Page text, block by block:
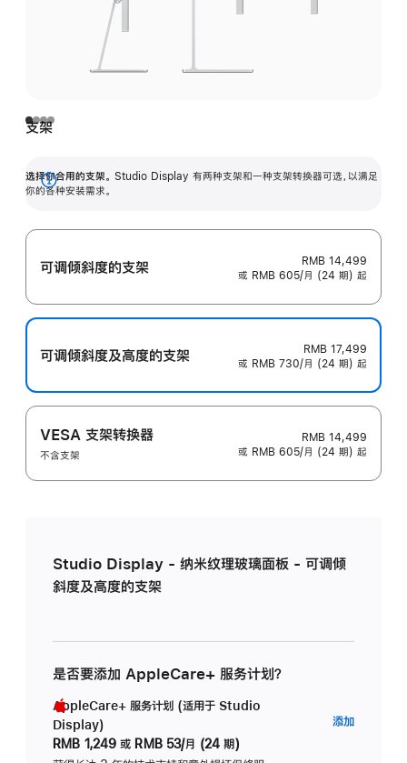
支架
选择你合用的支架。 Studio Display 有两种支架和一种支架转换器可选，以满足
你的各种安装需求。
展
可调倾斜度的支架
RMB 14,499
或 RMB 605/月 (24 期) 起
可调倾斜度及高‍度的支‍架
RMB 17,499
或 RMB 730/月 (24 期) 起
VESA 支架转换器
不含支架
RMB 14,499
或 RMB 605/月 (24 期) 起
Studio Display - 纳米纹理玻璃面板 - 可调倾
斜度及高度的支架
是否要添加 AppleCare+ 服务计划？
AppleCare+ 服务计划 (适用于 Studio
Display)
RMB 1,249 或 RMB 53/月 (24 期)
添加